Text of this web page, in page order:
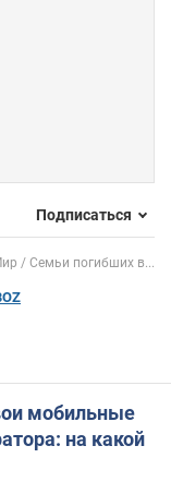
Подписаться
Семьи погибших в...
мобильные
на какой